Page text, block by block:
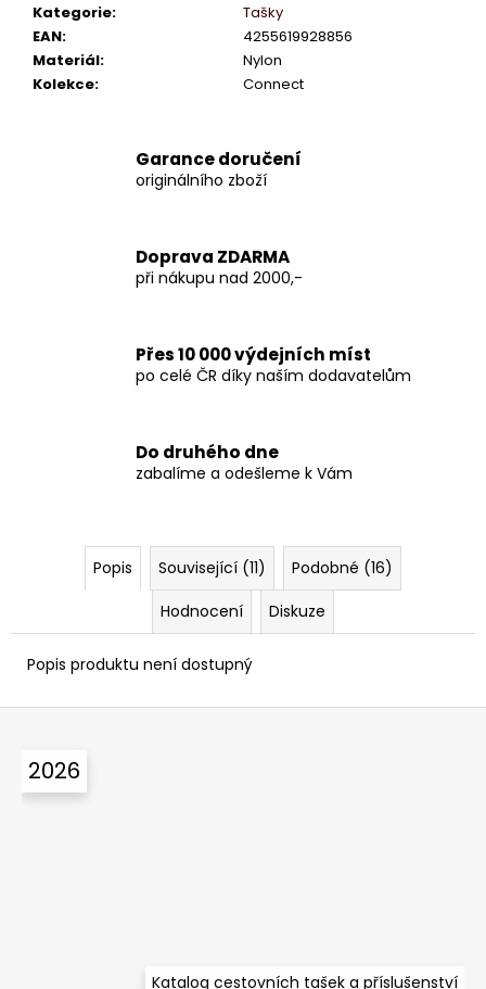
Kategorie:
Tašky
EAN:
4255619928856
Materiál:
Nylon
Kolekce: Connect
Garance doručení
originálního zboží
Doprava ZDARMA
při nákupu nad 2000,-
Přes 10 000 výdejních míst
po celé ČR díky naším dodavatelům
Do druhého dne
zabalíme a odešleme k Vám
Popis Související (11)
Podobné (16)
Hodnocení
Diskuze
Popis produktu není dostupný
Z
2026
Katalog cestovních tašek a příslušenství